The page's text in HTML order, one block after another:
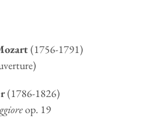
(1756-1791)
(1786-1826)
op. 19